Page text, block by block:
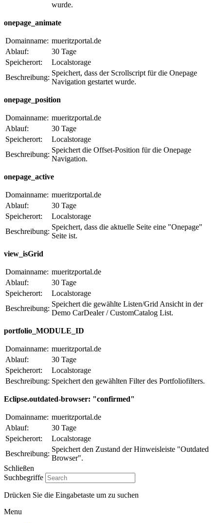
wurde.
onepage_animate
Domainname: mueritzportal.de
Ablauf:
30 Tage
Speicherort:
Localstorage
Beschreibung:
Speichert, dass der Scrollscript für die Onepage
Navigation gestartet wurde.
onepage_position
Domainname: mueritzportal.de
Ablauf:
30 Tage
Speicherort:
Localstorage
Beschreibung:
Speichert die Offset-Position für die Onepage
Navigation.
onepage_active
Domainname: mueritzportal.de
Ablauf:
30 Tage
Speicherort:
Localstorage
Beschreibung:
Speichert, dass die aktuelle Seite eine "Onepage"
Seite ist.
view_isGrid
Domainname: mueritzportal.de
Ablauf:
30 Tage
Speicherort:
Localstorage
Beschreibung:
Speichert die gewählte Listen/Grid Ansicht in der
Demo CarDealer / CustomCatalog List.
portfolio_MODULE_ID
Domainname: mueritzportal.de
Ablauf:
30 Tage
Speicherort:
Localstorage
Beschreibung: Speichert den gewählten Filter des Portfoliofilters.
Eclipse.outdated-browser: "confirmed"
Domainname: mueritzportal.de
Ablauf:
30 Tage
Speicherort:
Localstorage
Beschreibung:
Speichert den Zustand der Hinweisleiste "Outdated
Browser".
Schließen
Suchbegriffe
Drücken Sie die Eingabetaste um zu suchen
Menu